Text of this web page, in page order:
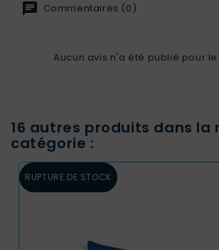
Commentaires (0)
Aucun avis n'a été publié pour
16 autres produits dans la
catégorie :
RUPTURE DE STOCK